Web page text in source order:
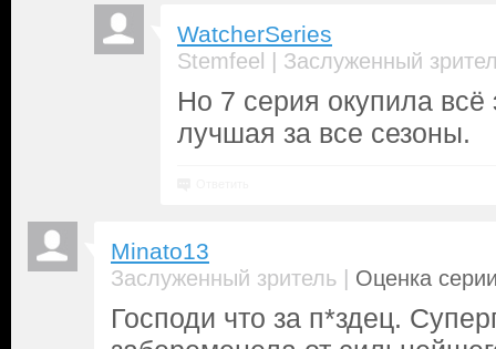
WatcherSeries
Stemfeel | Заслуженный
Но 7 серия окупила
лучшая за все сезоны.
Minato13
Заслуженный зритель | Оценка
Господи что за п*здец.